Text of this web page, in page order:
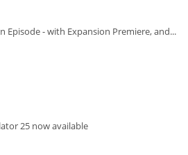
Episode - with Expansion Premiere, and...
25 now available